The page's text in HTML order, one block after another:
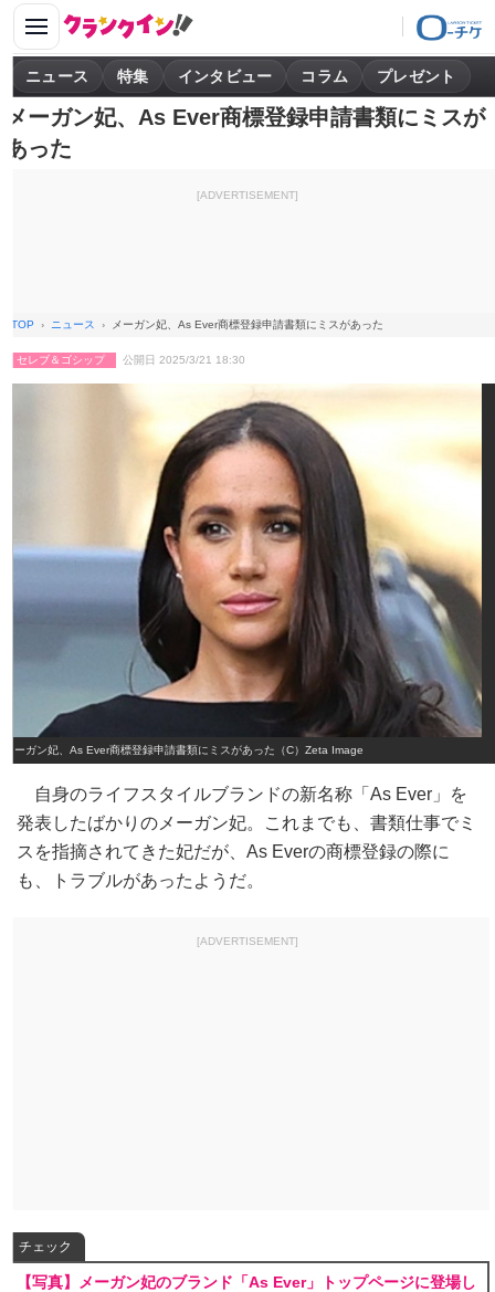
ニュース 特集 インタビュー コラム プレゼント
メーガン妃、As Ever商標登録申請書類にミスが
あった
[ADVERTISEMENT]
TOP ニュース メーガン妃、As Ever商標登録申請書類にミスがあった
セレブ＆ゴシップ 公開日 2025/3/21 18:30
メーガン妃、As Ever商標登録申請書類にミスがあった（C）Zeta Image
自身のライフスタイルブランドの新名称「As Ever」を
発表したばかりのメーガン妃。これまでも、書類仕事でミ
スを指摘されてきた妃だが、As Everの商標登録の際に
も、トラブルがあったようだ。
[ADVERTISEMENT]
チェック
【写真】メーガン妃のブランド「As Ever」トップページに登場し